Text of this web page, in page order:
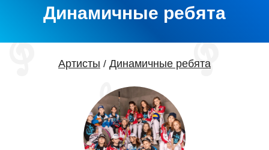
Динамичные ребята
Артисты / Динамичные ребята